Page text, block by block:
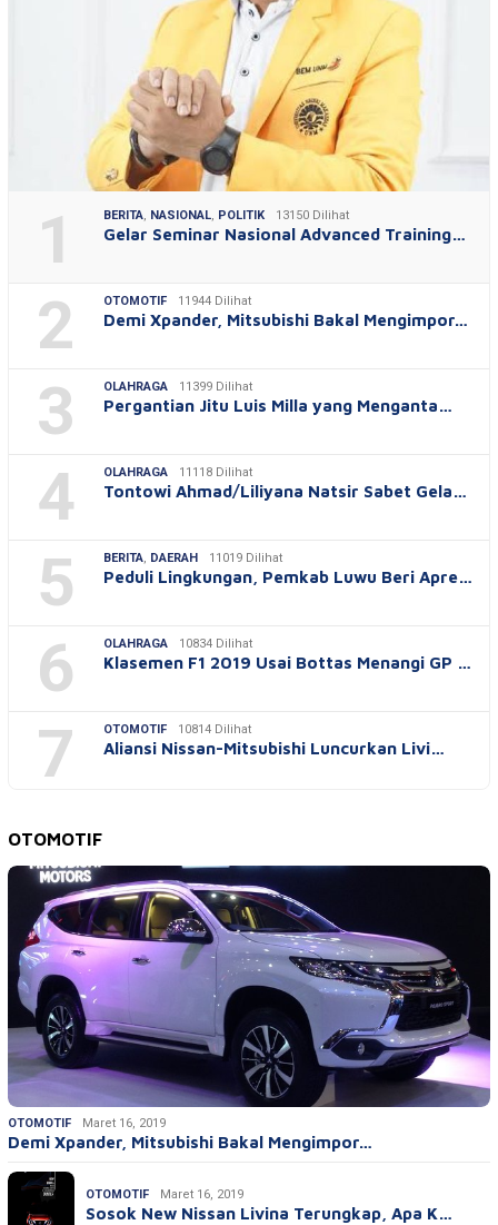
1 BERITA, NASIONAL, POLITIK 13150 Dilihat
Gelar Seminar Nasional Advanced Training…
2 OTOMOTIF 11944 Dilihat
Demi Xpander, Mitsubishi Bakal Mengimpor…
3 OLAHRAGA 11399 Dilihat
Pergantian Jitu Luis Milla yang Menganta…
4 OLAHRAGA 11118 Dilihat
Tontowi Ahmad/Liliyana Natsir Sabet Gela…
5 BERITA, DAERAH 11019 Dilihat
Peduli Lingkungan, Pemkab Luwu Beri Apre…
6 OLAHRAGA 10834 Dilihat
Klasemen F1 2019 Usai Bottas Menangi GP …
7 OTOMOTIF 10814 Dilihat
Aliansi Nissan-Mitsubishi Luncurkan Livi…
OTOMOTIF
OTOMOTIF Maret 16, 2019
Demi Xpander, Mitsubishi Bakal Mengimpor…
OTOMOTIF Maret 16, 2019
Sosok New Nissan Livina Terungkap, Apa K…